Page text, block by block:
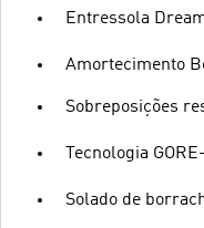
Entressola
Amortecimento
Sobreposições
Tecnologia
Solado de